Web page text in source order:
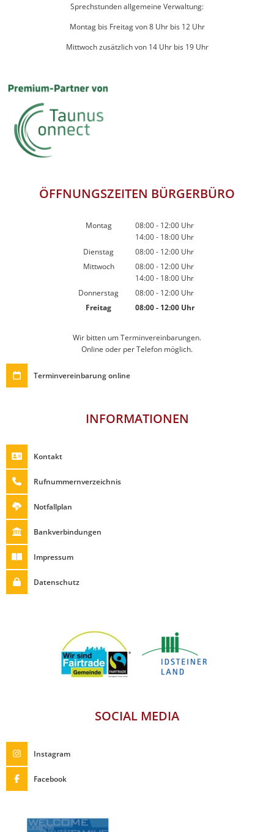
Sprechstunden allgemeine Verwaltung:
Montag bis Freitag von 8 Uhr bis 12 Uhr
Mittwoch zusätzlich von 14 Uhr bis 19 Uhr
ÖFFNUNGSZEITEN BÜRGERBÜRO
Montag 08:00- 12:00 Uhr
Von 08:00 bis 12:00 Uhr
14:00- 18:00 Uhr
Von 14:00 bis 18:00 Uhr
Dienstag 08:00- 12:00 Uhr
Von 08:00 bis 12:00 Uhr
Mittwoch 08:00- 12:00 Uhr
Von 08:00 bis 12:00 Uhr
14:00- 18:00 Uhr
Von 14:00 bis 18:00 Uhr
Donnerstag 08:00- 12:00 Uhr
Von 08:00 bis 12:00 Uhr
Freitag 08:00- 12:00Uhr
Wir bitten um Terminvereinbarungen.
Online oder per Telefon möglich.
Terminvereinbarung online
INFORMATIONEN
Kontakt
Rufnummernverzeichnis
Notfallplan
Bankverbindungen
Impressum
Datenschutz
SOCIAL MEDIA
Instagram
Facebook